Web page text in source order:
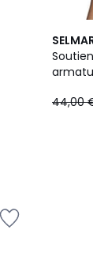
44,00
5